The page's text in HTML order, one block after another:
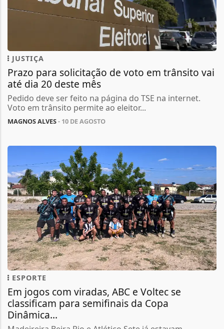
JUSTIÇA
Prazo para solicitação de voto em trânsito vai
até dia 20 deste mês
Pedido deve ser feito na página do TSE na internet.
Voto em trânsito permite ao eleitor...
MAGNOS ALVES- 10 DE AGOSTO
ESPORTE
Em jogos com viradas, ABC e Voltec se
classificam para semifinais da Copa
Dinâmica...